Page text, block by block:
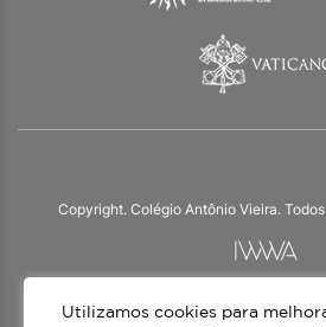
Copyright. Colégio Antônio Vieira.
O Colégio Antônio Vieira integra a Rede
Utilizamos cookies para